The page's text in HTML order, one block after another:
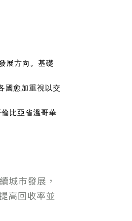
展方向。基礎
國愈加重視以交
比亞省溫哥華
城市發展，
高回收率並